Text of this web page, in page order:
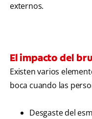
externos.
El impacto del
Existen varios
boca cuando las
Desgaste del